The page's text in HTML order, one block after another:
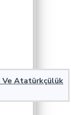
Ve Atatürkçülük